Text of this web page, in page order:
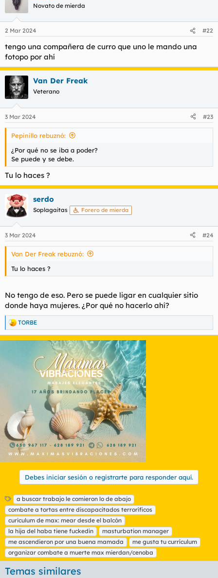
e
:
Novato de mierda
2 Mar 2024 #22
tengo una compañera de curro que uno le mando una
fotopo por ahí
Van Der Freak
Veterano
3 Mar 2024 #23
Pepinillo rebuznó:
¿Por qué no se iba a poder?
Se puede y se debe.
Tu lo haces ?
serdo
Soplagaitas Forero de mierda
3 Mar 2024 #24
Van Der Freak rebuznó:
Tu lo haces ?
No tengo de eso. Pero se puede ligar en cualquier sitio
donde haya mujeres. ¿Por qué no hacerlo ahí?
R
e
a
TORBE
Debes iniciar sesión o registrarte para responder aquí.
E
t
i
q
u
e
t
a
s
a buscar trabajo le comieron lo de abajo
combate a tortas entre discapacitados terroríficos
curiculum de max: mear desde el balcón
la hija del haba tiene fuckedin
masturbation manager
me ascendieron por una buena mamada
me gusta tu currículum
organizar combate a muerte max mierdan/cenoba
Temas similares